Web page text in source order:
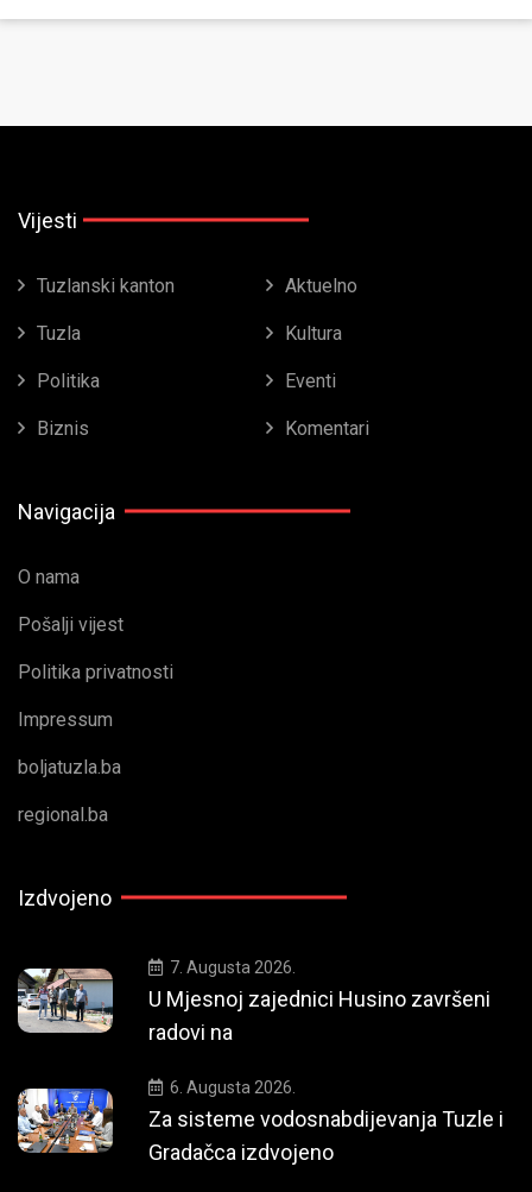
Vijesti
Tuzlanski kanton Aktuelno
Tuzla Kultura
Politika Eventi
Biznis Komentari
Navigacija
O nama
Pošalji vijest
Politika privatnosti
Impressum
boljatuzla.ba
regional.ba
Izdvojeno
7. Augusta 2026.
U Mjesnoj zajednici Husino završeni
radovi na
6. Augusta 2026.
Za sisteme vodosnabdijevanja Tuzle i
Gradačca izdvojeno